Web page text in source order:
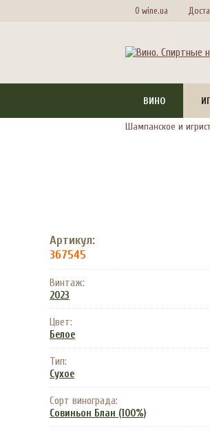
О wine.ua
ВИНО
Шампанское и
Артикул:
367545
Винтаж:
2023
Цвет:
Белое
Тип:
Сухое
Сорт винограда:
Совиньон Блан (100%)